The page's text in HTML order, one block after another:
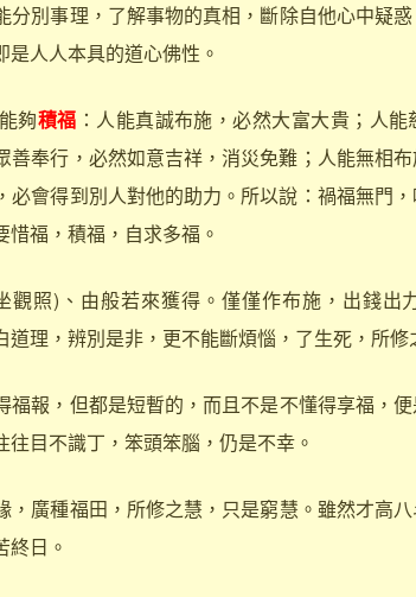
分別事理，了解事物的真相，斷除自他心中疑
人人本具的道心佛性。
夠積福 ：人能真誠布施，必然大富大貴；人
善奉行，必然如意吉祥，消災免難；人能無相
必會得到別人對他的助力。所以說：禍福無門
福，積福，自求多福。
觀照)、由般若來獲得。僅僅作布施，出錢出
道理，辨別是非，更不能斷煩惱，了生死，所修
福報，但都是短暫的，而且不是不懂得享福，
目不識丁，笨頭笨腦，仍是不幸。
，廣種福田，所修之慧，只是窮慧。雖然才高
終日。